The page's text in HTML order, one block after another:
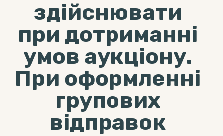
здійснювати
при дотриманні
умов аукціону.
При оформленні
групових
відправок